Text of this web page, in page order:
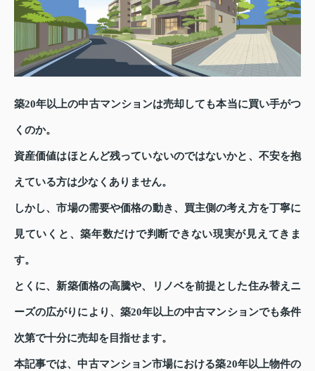
築20年以上の中古マンションは売却しても本当に買い手がつ
くのか。
資産価値はほとんど残っていないのではないかと、不安を抱
えている方は少なくありません。
しかし、市場の需要や価格の動き、買主側の考え方を丁寧に
見ていくと、築年数だけで判断できない現実が見えてきま
す。
とくに、新築価格の高騰や、リノベを前提とした住み替えニ
ーズの広がりにより、築20年以上の中古マンションでも条件
次第で十分に売却を目指せます。
本記事では、中古マンション市場における築20年以上物件の